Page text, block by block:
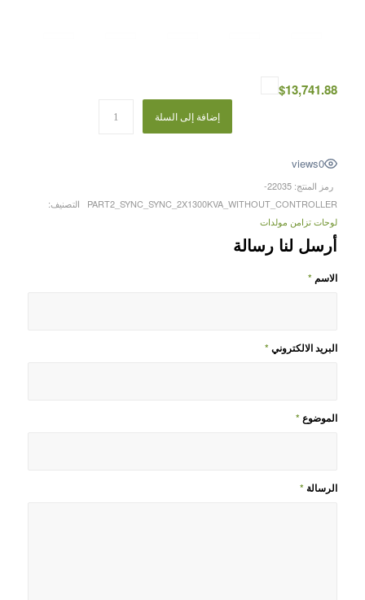
$13,741.88
إضافة إلى السلة
0
views
رمز المنتج:
22035-
PART2_SYNC_SYNC_2X1300KVA_WITHOUT_CONTROLLER
التصنيف:
لوحات تزامن مولدات
أرسل لنا رسالة
الاسم *
البريد الالكتروني*
الموضوع*
الرسالة *